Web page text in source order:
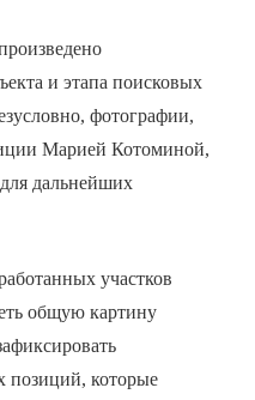
и этапа поисковых
фотографии,
Марией Котоминой,
дальнейших
участков
общую картину
позиций, которые